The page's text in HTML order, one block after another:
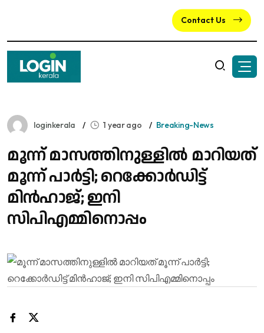
Contact Us
loginkerala 1 year ago Breaking-News
മൂന്ന് മാസത്തിനുള്ളിൽ മാറിയത്
മൂന്ന് പാർട്ടി; റെക്കോർഡിട്ട്
മിൻഹാജ്; ഇനി
സിപിഎമ്മിനൊപ്പം